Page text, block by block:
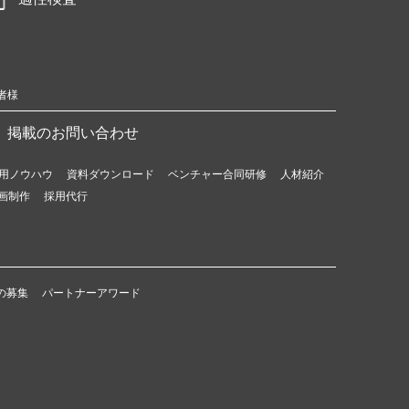
様
掲載のお問い合わせ
ノウハウ 資料ダウンロード ベンチャー合同研修
人材紹介
制作
採用代行
募集 パートナーアワード